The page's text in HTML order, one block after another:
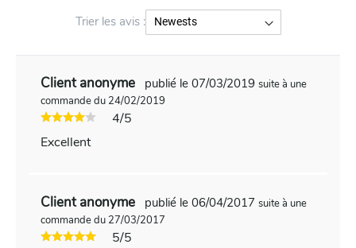
Trier les avis :
Client anonyme publié le 07/03/2019 suite à une
commande du 24/02/2019
4/5
Excellent
Client anonyme publié le 06/04/2017 suite à une
commande du 27/03/2017
5/5